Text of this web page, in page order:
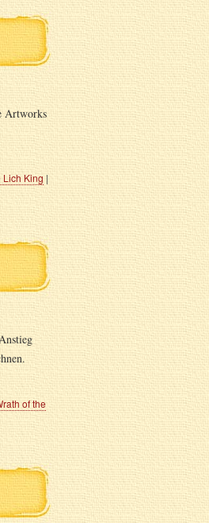
Artworks
Lich King |
of the